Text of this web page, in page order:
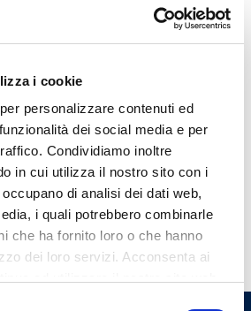
i cookie
personalizzare contenuti ed
dei social media e per
Condividiamo inoltre
in cui utilizza il nostro sito con i
di analisi dei dati web,
i quali potrebbero combinarle
che ha fornito loro o che hanno
dei loro servizi. Acconsenta ai
e di emergenza